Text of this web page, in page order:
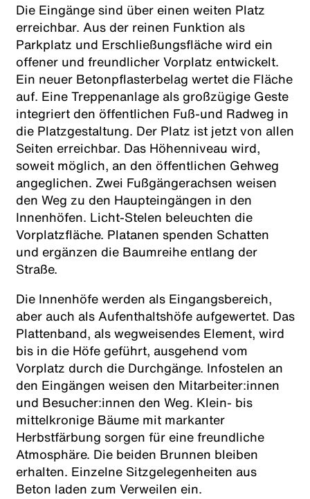
Die Eingänge sind über einen weiten Platz
erreichbar. Aus der reinen Funktion als
Parkplatz und Erschließungsfläche wird ein
offener und freundlicher Vorplatz entwickelt.
Ein neuer Betonpflasterbelag wertet die Fläche
auf. Eine Treppenanlage als großzügige Geste
integriert den öffentlichen Fuß-und Radweg in
die Platzgestaltung. Der Platz ist jetzt von allen
Seiten erreichbar. Das Höhenniveau wird,
soweit möglich, an den öffentlichen Gehweg
angeglichen. Zwei Fußgängerachsen weisen
den Weg zu den Haupteingängen in den
Innenhöfen. Licht-Stelen beleuchten die
Vorplatzfläche. Platanen spenden Schatten
und ergänzen die Baumreihe entlang der
Straße.
Die Innenhöfe werden als Eingangsbereich,
aber auch als Aufenthaltshöfe aufgewertet. Das
Plattenband, als wegweisendes Element, wird
bis in die Höfe geführt, ausgehend vom
Vorplatz durch die Durchgänge. Infostelen an
den Eingängen weisen den Mitarbeiter:innen
und Besucher:innen den Weg. Klein- bis
mittelkronige Bäume mit markanter
Herbstfärbung sorgen für eine freundliche
Atmosphäre. Die beiden Brunnen bleiben
erhalten. Einzelne Sitzgelegenheiten aus
Beton laden zum Verweilen ein.